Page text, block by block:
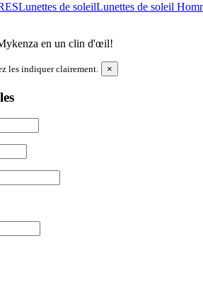
Lunettes de soleilLunettes de soleil
en un clin d'œil!
les indiquer clairement. ×